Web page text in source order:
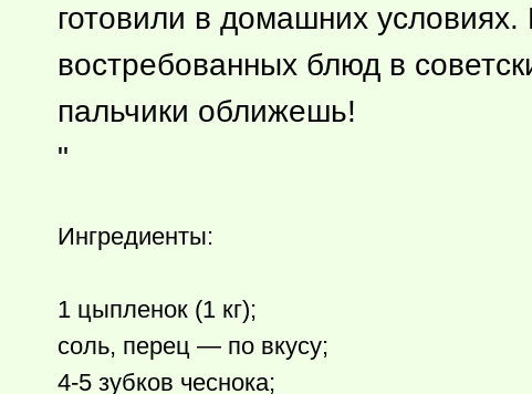
готовили в домашних
востребованных блюд в
пальчики оближешь!
"
Ингредиенты:
1 цыпленок (1 кг);
соль, перец — по вкусу;
4-5 зубков чеснока;